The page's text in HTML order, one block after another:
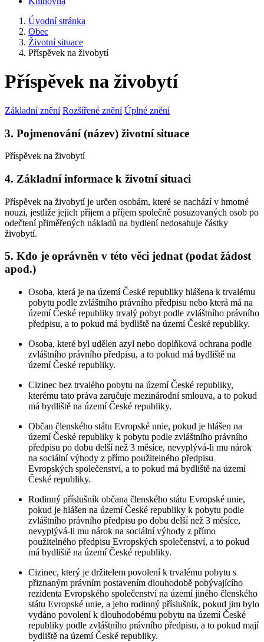
Úvodní stránka
Obec
Životní situace
Příspěvek na živobytí
Příspěvek na živobytí
Základní znění Rozšířené znění Úplné znění
3. Pojmenování (název) životní situace
Příspěvek na živobytí
4. Základní informace k životní situaci
Příspěvek na živobytí je určen osobám, které se nachází v hmotné
nouzi, jestliže jejich příjem a příjem společně posuzovaných osob po
odečtení přiměřených nákladů na bydlení nedosahuje částky
živobytí.
5. Kdo je oprávněn v této věci jednat (podat žádost
apod.)
Osoba, která je na území České republiky hlášena k trvalému
pobytu podle zvláštního právního předpisu nebo která má na
území České republiky trvalý pobyt podle zvláštního právního
předpisu, a to pokud má bydliště na území České republiky.
Osoba, které byl udělen azyl nebo doplňková ochrana podle
zvláštního právního předpisu, a to pokud má bydliště na
území České republiky.
Cizinec bez trvalého pobytu na území České republiky,
kterému tato práva zaručuje mezinárodní smlouva, a to pokud
má bydliště na území České republiky.
Občan členského státu Evropské unie, pokud je hlášen na
území České republiky k pobytu podle zvláštního právního
předpisu po dobu delší než 3 měsíce, nevyplývá-li mu nárok
na sociální výhody z přímo použitelného předpisu
Evropských společenství, a to pokud má bydliště na území
České republiky.
Rodinný příslušník občana členského státu Evropské unie,
pokud je hlášen na území České republiky k pobytu podle
zvláštního právního předpisu po dobu delší než 3 měsíce,
nevyplývá-li mu nárok na sociální výhody z přímo
použitelného předpisu Evropských společenství, a to pokud
má bydliště na území České republiky.
Cizinec, který je držitelem povolení k trvalému pobytu s
přiznaným právním postavením dlouhodobě pobývajícího
rezidenta Evropského společenství na území jiného členského
státu Evropské unie, a jeho rodinný příslušník, pokud jim bylo
vydáno povolení k dlouhodobému pobytu na území České
republiky podle zvláštního právního předpisu, a to pokud mají
bydliště na území České republiky.